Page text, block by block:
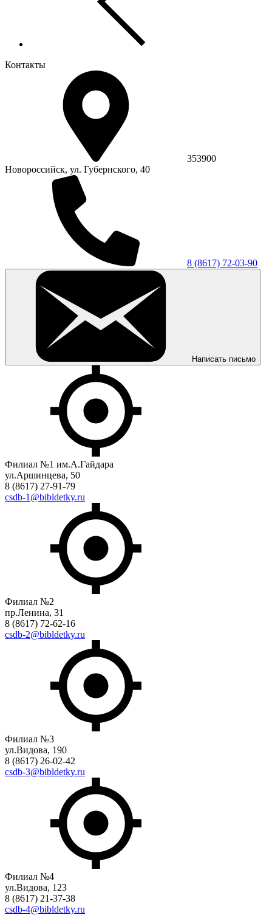
Контакты
353900
Новороссийск, ул. Губернского, 40
8 (8617) 72-03-90
Написать письмо
Филиал №1 им.А.Гайдара
ул.Аршинцева, 50
8 (8617) 27-91-79
csdb-1@bibldetky.ru
Филиал №2
пр.Ленина, 31
8 (8617) 72-62-16
csdb-2@bibldetky.ru
Филиал №3
ул.Видова, 190
8 (8617) 26-02-42
csdb-3@bibldetky.ru
Филиал №4
ул.Видова, 123
8 (8617) 21-37-38
csdb-4@bibldetky.ru